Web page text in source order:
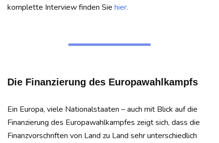
komplette Interview finden Sie hier.
Die Finanzierung des Europawahlkampfs
Ein Europa, viele Nationalstaaten – auch mit Blick auf die
Finanzierung des Europawahlkampfes zeigt sich, dass die
Finanzvorschriften von Land zu Land sehr unterschiedlich